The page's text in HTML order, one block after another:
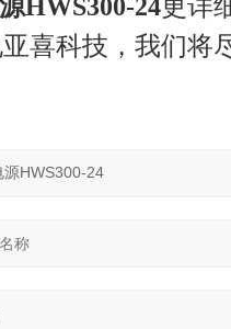
HWS300-24更详
喜科技，我们将